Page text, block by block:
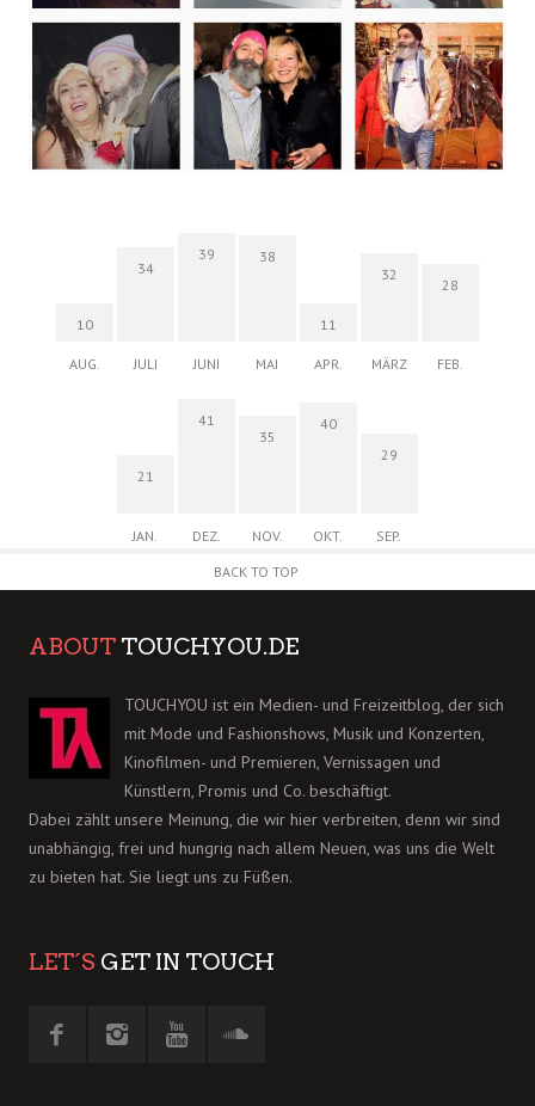
10
AUG.
34
JULI
39
JUNI
38
MAI
11
APR.
32
MÄRZ
28
FEB.
21
JAN.
41
DEZ.
35
NOV.
40
OKT.
29
SEP.
BACK TO TOP
ABOUT TOUCHYOU.DE
TOUCHYOU ist ein Medien- und Freizeitblog, der sich
mit Mode und Fashionshows, Musik und Konzerten,
Kinofilmen- und Premieren, Vernissagen und
Künstlern, Promis und Co. beschäftigt.
Dabei zählt unsere Meinung, die wir hier verbreiten, denn wir sind
unabhängig, frei und hungrig nach allem Neuen, was uns die Welt
zu bieten hat. Sie liegt uns zu Füßen.
LET´S GET IN TOUCH